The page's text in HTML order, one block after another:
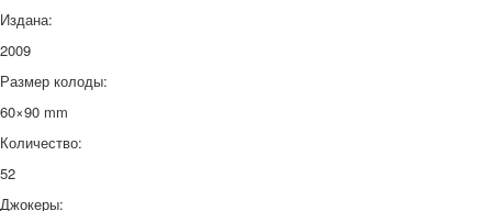
Издана:
2009
Размер колоды:
60×90 mm
Количество:
52
Джокеры: